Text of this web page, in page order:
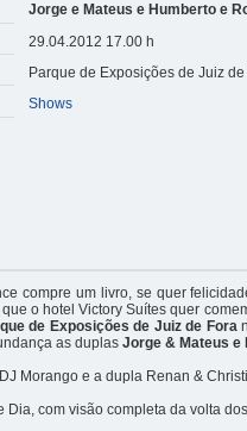
Jorge e Mateus e Humberto e
29.04.2012 17.00 h
Parque de Exposições de Juiz
Shows
compre um livro, se quer
o hotel Victory Suítes quer
de Exposições de Juiz de Fora
as duplas Jorge & Mateus e
Morango e a dupla Renan &
Dia, com visão completa da volta